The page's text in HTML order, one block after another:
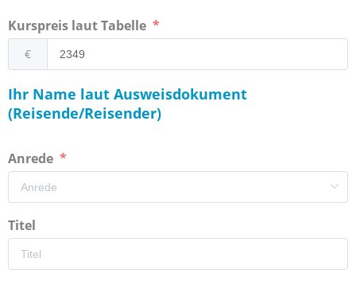
Kurspreis laut Tabelle
€
Ihr Name laut Ausweisdokument
(Reisende/Reisender)
Anrede
Titel